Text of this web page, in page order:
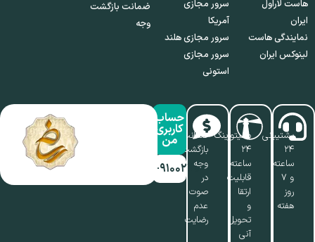
هاست لاراول
ایران
نمایندگی هاست
لینوکس ایران
سرور مجازی
آمریکا
سرور مجازی هلند
سرور مجازی
استونی
ضمانت بازگشت
وجه
پشتیبانی
۲۴
ساعته
و ۷
روز
هفته
مانیتورینگ
۲۴
ساعته،
قابلیت
ارتقا
تحویل
آنی
ضمانت
بازگشت
وجه
در
صوت
عدم
رضایت
حساب
کاربری
من
۰۱۷-۹۱۰۰۲۱۱۰